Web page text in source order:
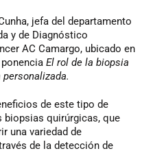
jefa del departamento
y de Diagnóstico
AC Camargo, ubicado en
El rol de la biopsia
de este tipo de
quirúrgicas, que
una variedad de
de la detección de